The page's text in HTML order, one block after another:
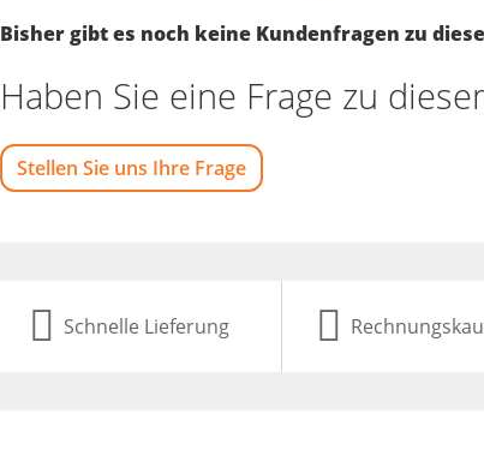
Bisher gibt es noch keine Kundenfragen zu
Haben Sie eine Frage zu
Stellen Sie uns Ihre Frage
Schnelle Lieferung